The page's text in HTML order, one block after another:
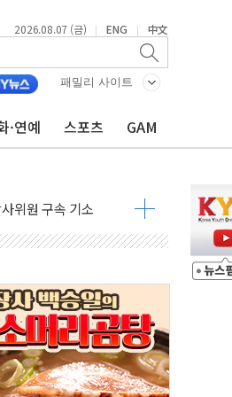
2026.08.07 (금) | ENG | 中文
패밀리 사이트
·연예 스포츠 GAM
이 부동산 정상화"
최대
역 3년 선고
비는 8.6배 증가
응상황 점검